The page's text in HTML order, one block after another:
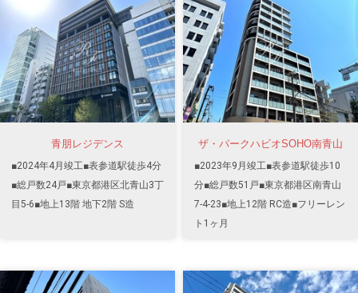
青朋レジデンス
■2024年4月竣工■表参道駅徒歩4分
■総戸数24戸■東京都港区北青山3丁
目5-6■地上13階 地下2階 S造
ザ・パークハビオSOHO南青山
■2023年9月竣工■表参道駅徒歩10
分■総戸数51戸■東京都港区南青山
7-4-23■地上12階 RC造■フリーレン
ト1ヶ月